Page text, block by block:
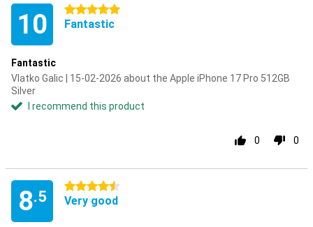
10 5 stars
Fantastic
Fantastic
Vlatko Galic | 15-02-2026 about the Apple iPhone 17 Pro 512GB
Silver
I recommend this product
0 0
8.5
4.5 stars
Very good